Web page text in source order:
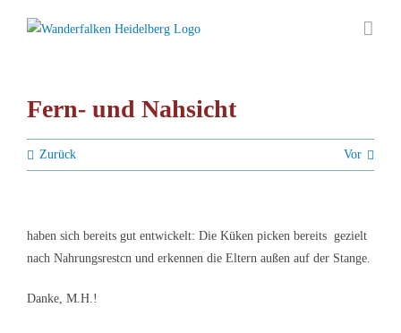
Inhalt
Fern- und Nahsicht
Zurück Vor
haben sich bereits gut entwickelt: Die Küken picken bereits gezielt
nach Nahrungsrestcn und erkennen die Eltern außen auf der Stange.
Danke, M.H.!